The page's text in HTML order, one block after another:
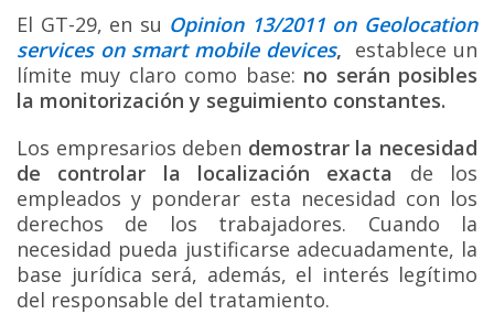
El GT-29, en su Opinion 13/2011 on Geolocation
services on smart mobile devices, establece un
límite muy claro como base: no serán posibles
la monitorización y seguimiento constantes.
Los empresarios deben demostrar la necesidad
de controlar la localización exacta de los
empleados y ponderar esta necesidad con los
derechos de los trabajadores. Cuando la
necesidad pueda justificarse adecuadamente, la
base jurídica será, además, el interés legítimo
del responsable del tratamiento.